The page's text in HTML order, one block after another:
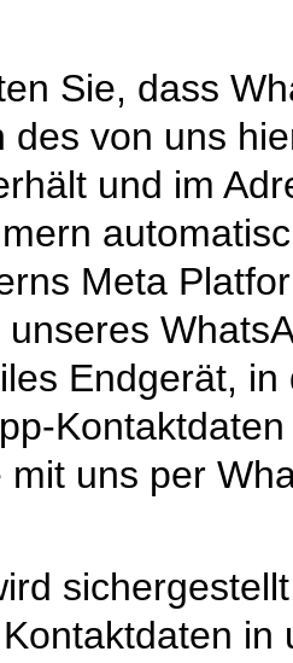
Sie, dass
des von uns
und im
Meta
Endgerät,
mit uns per
in